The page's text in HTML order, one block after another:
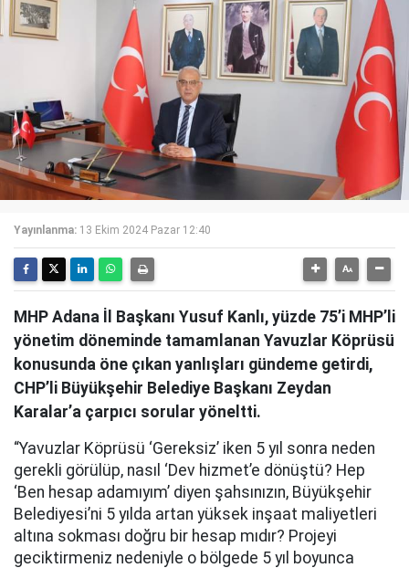
Yayınlanma: 13 Ekim 2024 Pazar 12:40
MHP Adana İl Başkanı Yusuf Kanlı, yüzde 75’i MHP’li
yönetim döneminde tamamlanan Yavuzlar Köprüsü
konusunda öne çıkan yanlışları gündeme getirdi,
CHP’li Büyükşehir Belediye Başkanı Zeydan
Karalar’a çarpıcı sorular yöneltti.
“Yavuzlar Köprüsü ‘Gereksiz’ iken 5 yıl sonra neden
gerekli görülüp, nasıl ‘Dev hizmet’e dönüştü? Hep
‘Ben hesap adamıyım’ diyen şahsınızın, Büyükşehir
Belediyesi’ni 5 yılda artan yüksek inşaat maliyetleri
altına sokması doğru bir hesap mıdır? Projeyi
geciktirmeniz nedeniyle o bölgede 5 yıl boyunca